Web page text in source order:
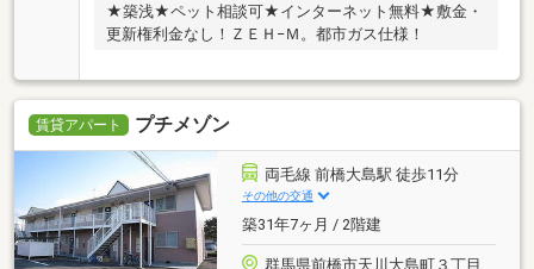
★築浅★ペット相談可★インターネット無料★敷金・
更新権利金なし！ＺＥＨ−Ｍ。都市ガス仕様！
賃貸アパート プチメゾン
両毛線 前橋大島駅 徒歩11分
その他の交通
築31年7ヶ月 / 2階建
群馬県前橋市天川大島町３丁目